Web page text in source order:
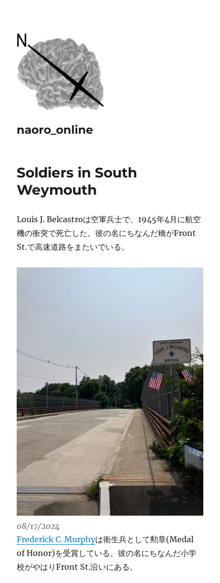
naoro_online
Soldiers in South
Weymouth
Louis J. Belcastroは空軍兵士で、1945年4月に航空
機の衝突で死亡した。彼の名にちなんだ橋がFront
St.で高速道路をまたいでいる。
08/17/2024
Frederick C. Murphyは衛生兵として勲章(Medal
of Honor)を受賞している。彼の名にちなんだ小学
校がやはりFront St.沿いにある。